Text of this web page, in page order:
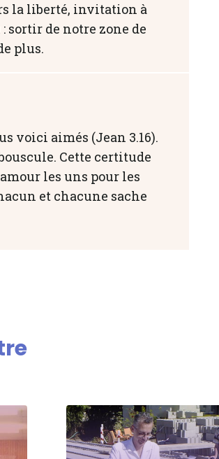
la liberté, invitation à
sortir de notre zone de
plus.
voici aimés (Jean 3.16).
Cette certitude
les uns pour les
et chacune sache